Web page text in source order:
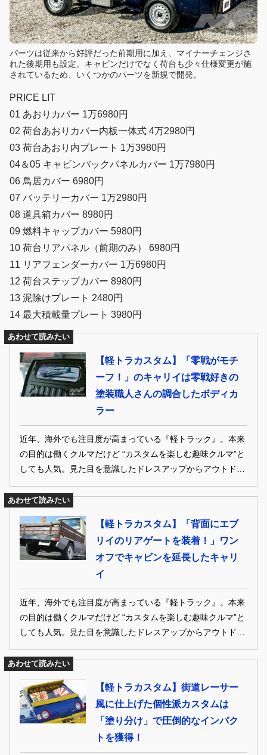
パーツは従来から好評だった前期用に加え、マイナーチェンジさ
れた後期用も設定。キャビンだけでなく荷台も少々仕様変更が施
されているため、いくつかのパーツを新規で開発。
PRICE LIT
01 あおりカバー 1万6980円
02 荷台あおりカバー内板一体式 4万2980円
03 荷台あおり内プレート 1万3980円
04＆05 キャビンバックパネルカバー 1万7980円
06 鳥居カバー 6980円
07 バッテリーカバー 1万2980円
08 道具箱カバー 8980円
09 燃料キャップカバー 5980円
10 荷台リアパネル（前期のみ） 6980円
11 リアフェンダーカバー 1万6980円
12 荷台ステップカバー 8980円
13 泥除けプレート 2480円
14 最大積載量プレート 3980円
あわせて読みたい
【軽トラカスタム】「零戦がモチ
ーフ！」のキャリイは零戦好きの
塗装職人さんの調合したボディカ
ラー
近年、海外でも注目度が高まっている『軽トラック』。本来
の目的は働くクルマだけど “カスタムを楽しむ趣味クルマ”と
しても人気。見た目を意識したドレスアップからアウトドア
トラカスタムに魅了された“ちょっと昔の”オーナーカーを振
あわせて読みたい
【軽トラカスタム】「背面にエブ
リイのリアゲートを装着！」ワン
オフでキャビンを延長したキャリ
イ
近年、海外でも注目度が高まっている『軽トラック』。本来
の目的は働くクルマだけど “カスタムを楽しむ趣味クルマ”と
しても人気。見た目を意識したドレスアップからアウトドア
トラカスタムに魅了された“ちょっと昔の”オーナーカーを振
あわせて読みたい
【軽トラカスタム】街道レーサー
風に仕上げた個性派カスタムは
「塗り分け」で圧倒的なインパク
トを獲得！